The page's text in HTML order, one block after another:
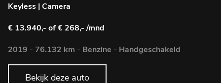
Keyless | Camera
€ 13.940,- of € 268,- /mnd
2019 - 76.132 km - Benzine - Handgeschakeld
Bekijk deze auto